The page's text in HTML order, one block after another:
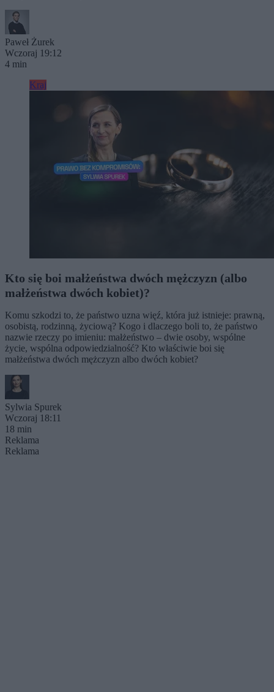
Paweł Żurek
Wczoraj 19:12
4 min
Kraj
Kto się boi małżeństwa dwóch mężczyzn (albo
małżeństwa dwóch kobiet)?
Komu szkodzi to, że państwo uzna więź, która już istnieje: prawną,
osobistą, rodzinną, życiową? Kogo i dlaczego boli to, że państwo
nazwie rzeczy po imieniu: małżeństwo – dwie osoby, wspólne
życie, wspólna odpowiedzialność? Kto właściwie boi się
małżeństwa dwóch mężczyzn albo dwóch kobiet?
Sylwia Spurek
Wczoraj 18:11
18 min
Reklama
Reklama